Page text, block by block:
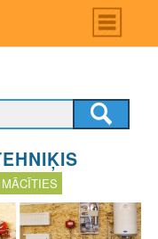
Main
menu